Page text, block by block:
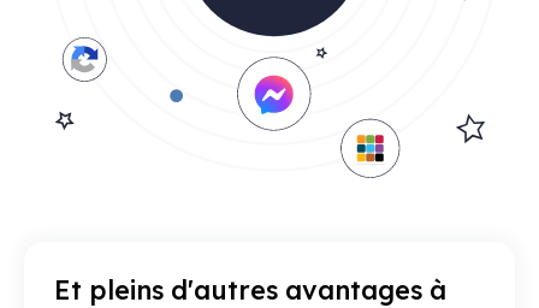
Et pleins d'autres avantages à